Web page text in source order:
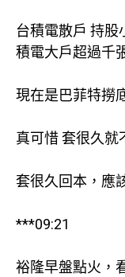
台積電散戶 持股
積電大戶超過千
現在是巴菲特撈
真可惜 套很久就
套很久回本，應
***09:21
裕隆早盤點火，